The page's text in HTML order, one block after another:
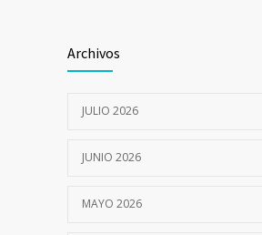
I CAMPAÑA DE SALUD INTEGRAL
Archivos
JULIO 2026
JUNIO 2026
MAYO 2026